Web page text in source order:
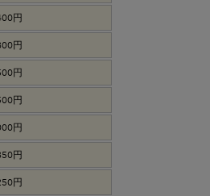
円
円
円
円
円
円
円